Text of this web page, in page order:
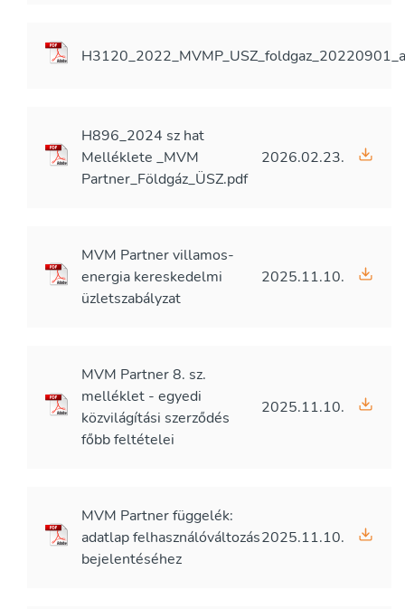
H896_2024 sz hat
Melléklete _MVM
Partner_Földgáz_ÜSZ.pdf
2026.02.23.
MVM Partner villamos-
energia kereskedelmi
üzletszabályzat
2025.11.10.
MVM Partner 8. sz.
melléklet - egyedi
közvilágítási szerződés
főbb feltételei
2025.11.10.
MVM Partner függelék:
adatlap felhasználóváltozás
bejelentéséhez
2025.11.10.